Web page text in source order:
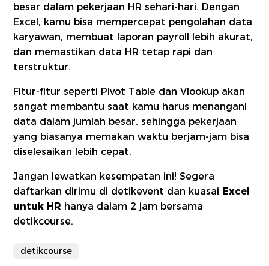
besar dalam pekerjaan HR sehari-hari. Dengan
Excel, kamu bisa mempercepat pengolahan data
karyawan, membuat laporan payroll lebih akurat,
dan memastikan data HR tetap rapi dan
terstruktur.
Fitur-fitur seperti Pivot Table dan Vlookup akan
sangat membantu saat kamu harus menangani
data dalam jumlah besar, sehingga pekerjaan
yang biasanya memakan waktu berjam-jam bisa
diselesaikan lebih cepat.
Jangan lewatkan kesempatan ini! Segera
daftarkan dirimu di detikevent dan kuasai Excel
untuk HR hanya dalam 2 jam bersama
detikcourse.
detikcourse